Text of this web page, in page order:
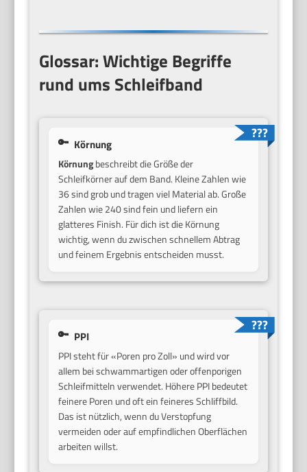
Glossar: Wichtige Begriffe
rund ums Schleifband
Körnung
Körnungbeschreibt die Größe der
Schleifkörner auf dem Band. Kleine Zahlen wie
36 sind grob und tragen viel Material ab. Große
Zahlen wie 240 sind fein und liefern ein
glatteres Finish. Für dich ist die Körnung
wichtig, wenn du zwischen schnellem Abtrag
und feinem Ergebnis entscheiden musst.
PPI
PPI steht für «Poren pro Zoll» und wird vor
allem bei schwammartigen oder offenporigen
Schleifmitteln verwendet. Höhere PPI bedeutet
feinere Poren und oft ein feineres Schliffbild.
Das ist nützlich, wenn du Verstopfung
vermeiden oder auf empfindlichen Oberflächen
arbeiten willst.